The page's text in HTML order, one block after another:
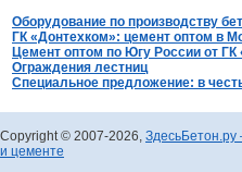
Оборудование по производству
ГК «Донтехком»: цемент оптом в
Цемент оптом по Югу России от ГК
Ограждения лестниц
Специальное предложение: в
Copyright © 2007-2026,
и цементе